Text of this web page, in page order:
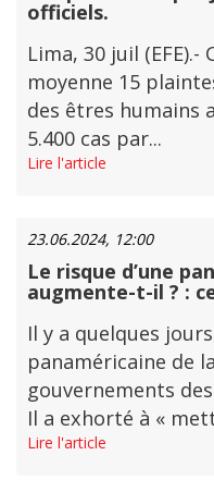
officiels.
Lima, 30 juil (EFE).-
moyenne 15
des êtres humains
5.400 cas par...
Lire l'article
23.06.2024, 12:00
Le risque d’une
augmente-t-il ? :
Il y a quelques
panaméricaine de
gouvernements
Il a exhorté à «
Lire l'article